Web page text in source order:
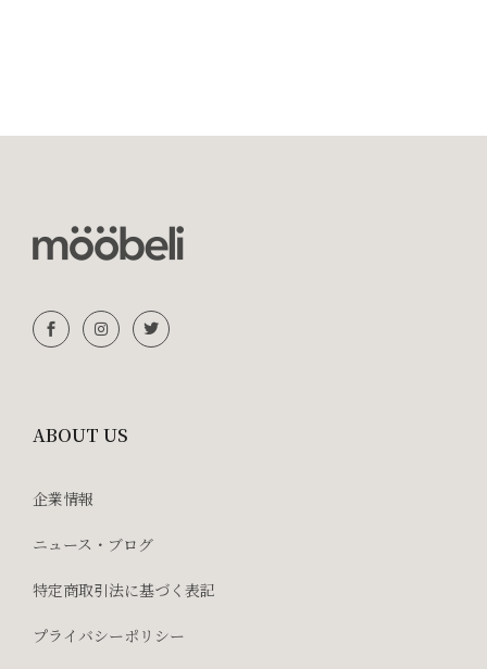
ABOUT US
企業情報
ニュース・ブログ
特定商取引法に基づく表記
プライバシーポリシー